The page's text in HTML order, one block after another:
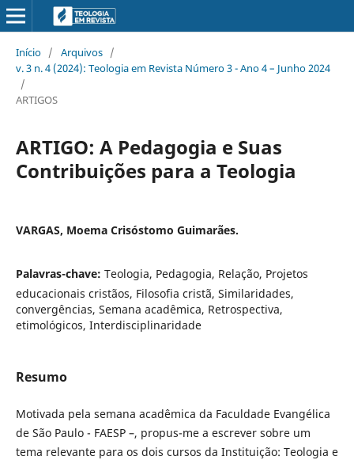
Início / Arquivos /
v. 3 n. 4 (2024): Teologia em Revista Número 3 - Ano 4 – Junho 2024
/
ARTIGOS
ARTIGO: A Pedagogia e Suas
Contribuições para a Teologia
VARGAS, Moema Crisóstomo Guimarães.
Palavras-chave: Teologia, Pedagogia, Relação, Projetos
educacionais cristãos, Filosofia cristã, Similaridades,
convergências, Semana acadêmica, Retrospectiva,
etimológicos, Interdisciplinaridade
Resumo
Motivada pela semana acadêmica da Faculdade Evangélica
de São Paulo - FAESP –, propus-me a escrever sobre um
tema relevante para os dois cursos da Instituição: Teologia e